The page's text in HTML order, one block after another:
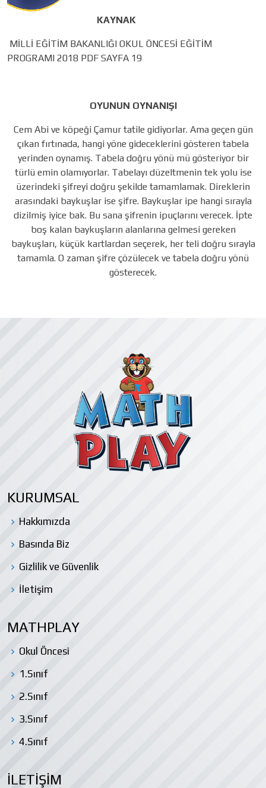
KAYNAK
MİLLİ EĞİTİM BAKANLIĞI OKUL ÖNCESİ EĞİTİM
PROGRAMI 2018 PDF SAYFA 19
OYUNUN OYNANIŞI
Cem Abi ve köpeği Çamur tatile gidiyorlar. Ama geçen gün
çıkan fırtınada, hangi yöne gideceklerini gösteren tabela
yerinden oynamış. Tabela doğru yönü mü gösteriyor bir
türlü emin olamıyorlar. Tabelayı düzeltmenin tek yolu ise
üzerindeki şifreyi doğru şekilde tamamlamak. Direklerin
arasındaki baykuşlar ise şifre. Baykuşlar ipe hangi sırayla
dizilmiş iyice bak. Bu sana şifrenin ipuçlarını verecek. İpte
boş kalan baykuşların alanlarına gelmesi gereken
baykuşları, küçük kartlardan seçerek, her teli doğru sırayla
tamamla. O zaman şifre çözülecek ve tabela doğru yönü
gösterecek.
KURUMSAL
Hakkımızda
Basında Biz
Gizlilik ve Güvenlik
İletişim
MATHPLAY
Okul Öncesi
1.Sınıf
2.Sınıf
3.Sınıf
4.Sınıf
İLETİŞİM